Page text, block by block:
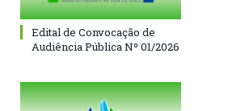
Edital de Convocação de
Audiência Pública Nº 01/2026